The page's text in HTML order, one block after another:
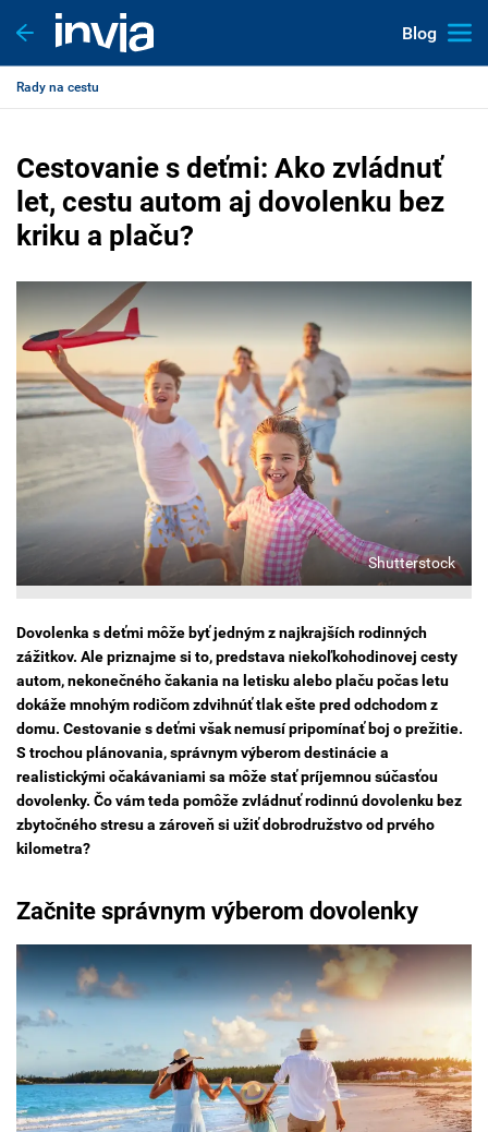
Blog
Rady na cestu
Cestovanie s deťmi: Ako zvládnuť
let, cestu autom aj dovolenku bez
kriku a plaču?
Shutterstock
Dovolenka s deťmi môže byť jedným z najkrajších rodinných
zážitkov. Ale priznajme si to, predstava niekoľkohodinovej cesty
autom, nekonečného čakania na letisku alebo plaču počas letu
dokáže mnohým rodičom zdvihnúť tlak ešte pred odchodom z
domu. Cestovanie s deťmi však nemusí pripomínať boj o prežitie.
S trochou plánovania, správnym výberom destinácie a
realistickými očakávaniami sa môže stať príjemnou súčasťou
dovolenky. Čo vám teda pomôže zvládnuť rodinnú dovolenku bez
zbytočného stresu a zároveň si užiť dobrodružstvo od prvého
kilometra?
Začnite správnym výberom dovolenky